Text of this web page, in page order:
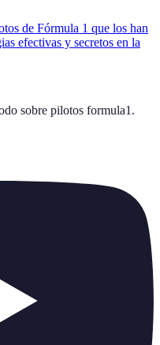
de Fórmula 1 que los han
efectivas y secretos en la
sobre pilotos formula1 .